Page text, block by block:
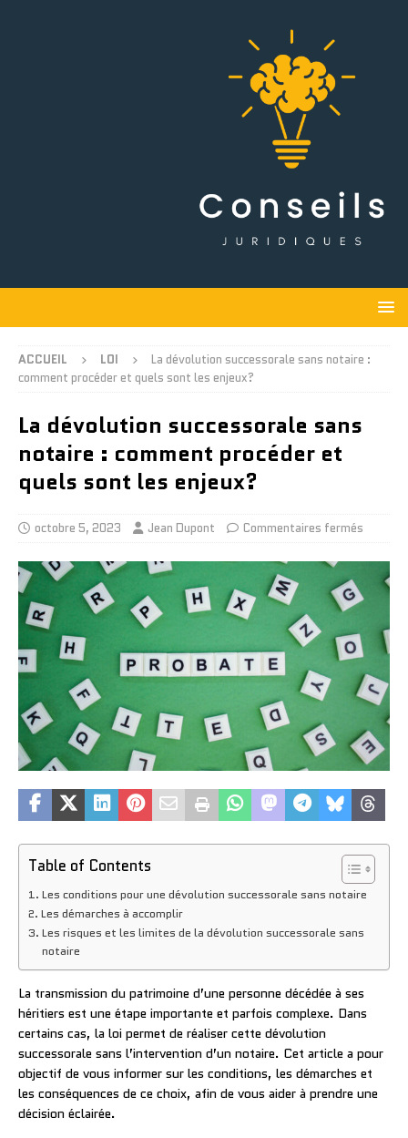
ACCUEIL LOI
La dévolution successorale sans notaire :
comment procéder et quels sont les enjeux?
La dévolution successorale sans
notaire : comment procéder et
quels sont les enjeux?
octobre 5, 2023 Jean Dupont Commentaires fermés
Table of Contents
Les conditions pour une dévolution successorale sans notaire
Les démarches à accomplir
Les risques et les limites de la dévolution successorale sans
notaire
La transmission du patrimoine d’une personne décédée à ses
héritiers est une étape importante et parfois complexe. Dans
certains cas, la loi permet de réaliser cette dévolution
successorale sans l’intervention d’un notaire. Cet article a pour
objectif de vous informer sur les conditions, les démarches et
les conséquences de ce choix, afin de vous aider à prendre une
décision éclairée.